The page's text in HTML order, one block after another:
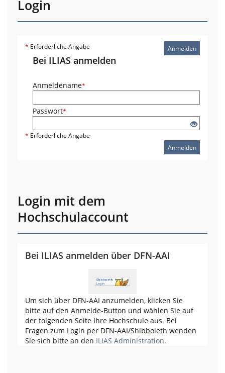
Login
Anmelden
* Erforderliche Angabe
Bei ILIAS anmelden
Anmeldename*
Passwort*
* Erforderliche Angabe
Anmelden
Login mit dem
Hochschulaccount
Bei ILIAS anmelden über DFN-AAI
Um sich über DFN-AAI anzumelden, klicken Sie
bitte auf den Anmelde-Button und wählen Sie auf
der folgenden Seite Ihre Hochschule aus. Bei
Fragen zum Login per DFN-AAI/Shibboleth wenden
Sie sich bitte an den ILIAS Administration.